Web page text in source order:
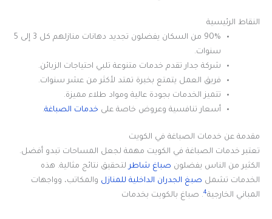
النقاط الرئيسية
90% من السكان يفضلون تجديد دهانات منازلهم كل 3 إلى 5
سنوات.
شركة جدار تقدم خدمات متنوعة تلبي احتياجات الزبائن.
فريق العمل يتمتع بخبرة تمتد لأكثر من عشر سنوات.
تتميز الخدمات بجودة عالية ومواد طلاء مميزة.
أسعار تنافسية وعروض خاصة على خدمات الصباغة.
مقدمة عن خدمات الصباغة في الكويت
تعتبر خدمات الصباغة في الكويت مهمة لجعل المساحات تبدو أفضل.
الكثير من الناس يفضلون صباغ شاطرلتحقيق نتائج مثالية. هذه
الخدمات تشمل صبغ الجدران الداخلية للمنازل والمكاتب، وواجهات
المباني الخارجية4. صباغ بالكويت بخدمات